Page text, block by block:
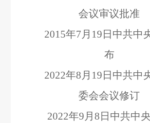
会议审议批准
2015年7月 19 日中共中
布
2022年8月 19 日中共中
委会会议修订
2022年9月 8 日中共中